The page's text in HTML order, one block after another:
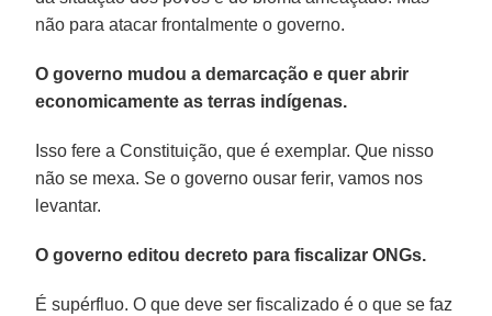
não para atacar frontalmente o governo.
O governo mudou a demarcação e quer abrir
economicamente as terras indígenas.
Isso fere a Constituição, que é exemplar. Que nisso
não se mexa. Se o governo ousar ferir, vamos nos
levantar.
O governo editou decreto para fiscalizar ONGs.
É supérfluo. O que deve ser fiscalizado é o que se faz